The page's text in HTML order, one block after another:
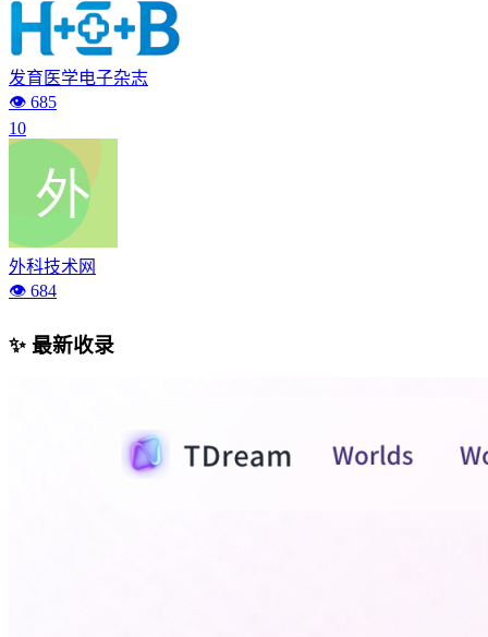
发育医学电子杂志
👁️ 685
10
外科技术网
👁️ 684
✨ 最新收录